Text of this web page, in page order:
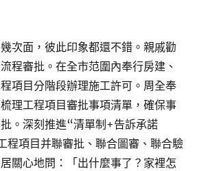
幾次面，彼此印象都還不錯。親戚勸
程審批。在全市范圍內奉行房建、
項目分階段辦理施工許可。周全奉
理工程項目審批事項清單，確保事
。深刻推進“清單制+告訴承諾
程項目并聯審批、聯合圖審、聯合驗
關心地問：「出什麼事了？家裡怎